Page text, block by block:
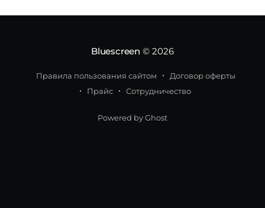
Bluescreen © 2026
Правила пользования сайтом
Договор оферты
Прайс
Сотрудничество
Powered by Ghost